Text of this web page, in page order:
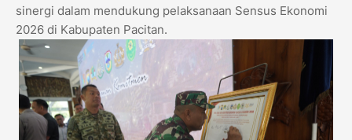
sinergi dalam mendukung pelaksanaan Sensus Ekonomi
2026 di Kabupaten Pacitan.